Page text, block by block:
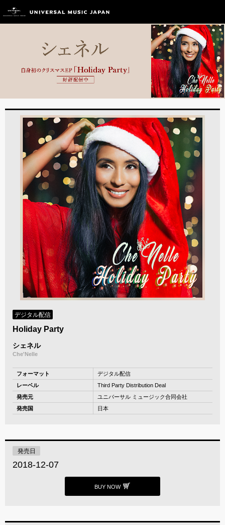
デジタル配信
Holiday Party
シェネル
Che'Nelle
フォーマット
デジタル配信
レーベル
Third Party Distribution Deal
発売元
ユニバーサル ミュージック合同会社
発売国
日本
発売日
2018-12-07
BUY NOW